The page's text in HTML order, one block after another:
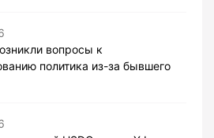
вопросы к
политика из-за бывшего